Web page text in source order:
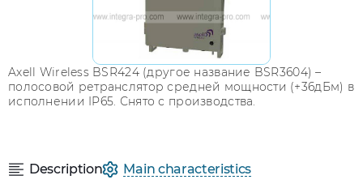
Axell Wireless BSR424 (другое название BSR3604) –
полосовой ретранслятор средней мощности (+36дБм) в
исполнении IP65. Снято с производства.
Description Main characteristics